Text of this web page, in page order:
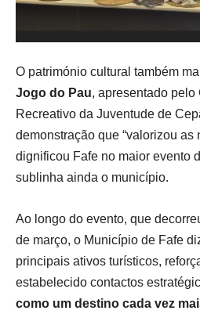
O património cultural também
Jogo do Pau, apresentado
Recreativo da Juventude de
demonstração que “valorizou as
dignificou Fafe no maior evento
sublinha ainda o município.
Ao longo do evento, que
de março, o Município de Fafe
principais ativos turísticos,
estabelecido contactos
como um destino cada vez